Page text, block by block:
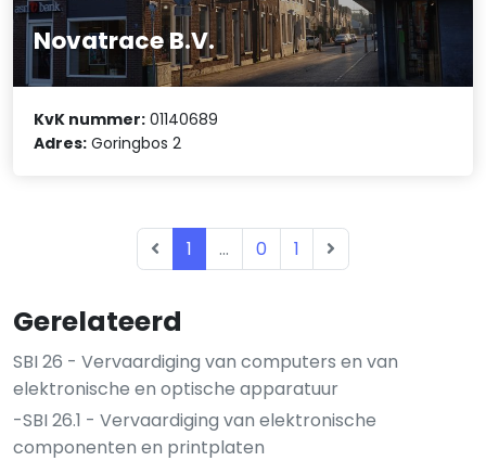
Gerelateerd
SBI 26 - Vervaardiging van computers en van
elektronische en optische apparatuur
-SBI 26.1 - Vervaardiging van elektronische
componenten en printplaten
Novatrace B.V.
KvK nummer: 01140689
Adres: Goringbos 2
1 ... 0 1